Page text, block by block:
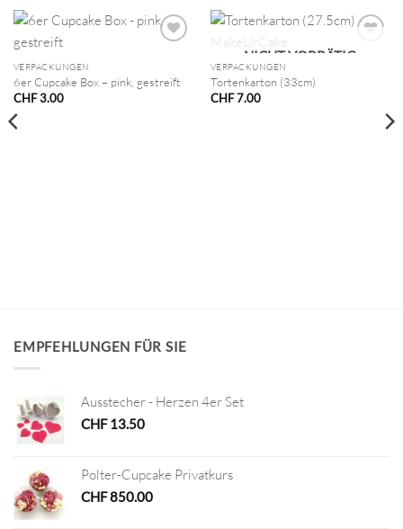
VERPACKUNGEN
6er Cupcake Box – pink, gestreift
CHF3.00
NICHT VORRÄTIG
VERPACKUNGEN
Tortenkarton (33cm)
CHF7.00
EMPFEHLUNGEN FÜR SIE
Ausstecher - Herzen 4er Set
CHF13.50
Polter-Cupcake Privatkurs
CHF850.00